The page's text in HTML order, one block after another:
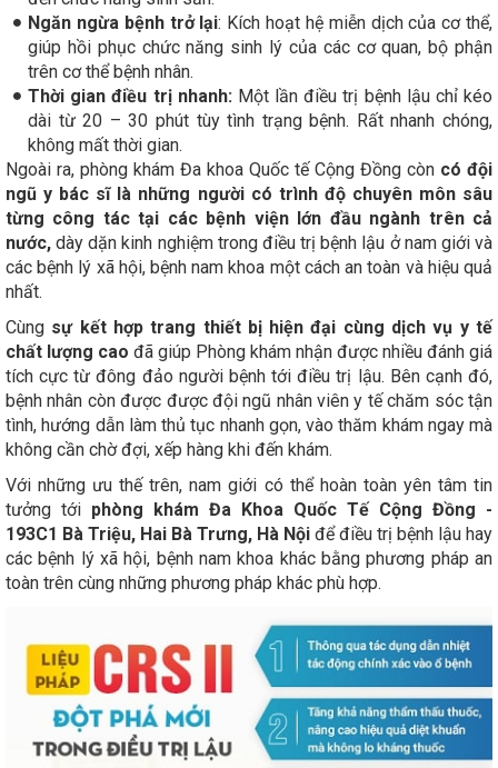
Ngăn ngừa bệnh trở lại: Kích hoạt hệ miễn dịch của cơ thể,
giúp hồi phục chức năng sinh lý của các cơ quan, bộ phận
trên cơ thể bệnh nhân.
Thời gian điều trị nhanh:Một lần điều trị bệnh lậu chỉ kéo
dài từ 20 – 30 phút tùy tình trạng bệnh. Rất nhanh chóng,
không mất thời gian.
Ngoài ra, phòng khám Đa khoa Quốc tế Cộng Đồng còn có đội
ngũ y bác sĩ là những người có trình độ chuyên môn sâu
từng công tác tại các bệnh viện lớn đầu ngành trên cả
nước, dày dặn kinh nghiệm trong điều trị bệnh lậu ở nam giới và
các bệnh lý xã hội, bệnh nam khoa một cách an toàn và hiệu quả
nhất.
Cùng sự kết hợp trang thiết bị hiện đại cùng dịch vụ y tế
chất lượng cao đã giúp Phòng khám nhận được nhiều đánh giá
tích cực từ đông đảo người bệnh tới điều trị lậu. Bên cạnh đó,
bệnh nhân còn được được đội ngũ nhân viên y tế chăm sóc tận
tình, hướng dẫn làm thủ tục nhanh gọn, vào thăm khám ngay mà
không cần chờ đợi, xếp hàng khi đến khám.
Với những ưu thế trên, nam giới có thể hoàn toàn yên tâm tin
tưởng tới phòng khám Đa Khoa Quốc Tế Cộng Đồng -
193C1 Bà Triệu, Hai Bà Trưng, Hà Nội để điều trị bệnh lậu hay
các bệnh lý xã hội, bệnh nam khoa khác bằng phương pháp an
toàn trên cùng những phương pháp khác phù hợp.